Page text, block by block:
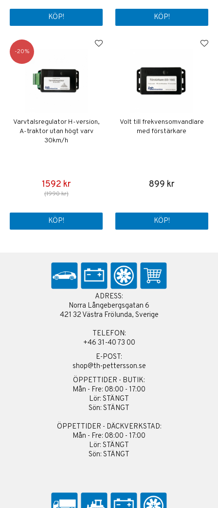
KÖP! KÖP!
20
Varvtalsregulator H-version,
A-traktor utan högt varv
30km/h
1592 kr
(1990 kr)
KÖP!
Volt till frekvensomvandlare
med förstärkare
899 kr
KÖP!
ADRESS:
Norra Långebergsgatan 6
421 32 Västra Frölunda, Sverige
TELEFON:
+46 31-40 73 00
E-POST:
shop@th-pettersson.se
ÖPPETTIDER - BUTIK:
Mån - Fre: 08:00 - 17:00
Lör: STÄNGT
Sön: STÄNGT
ÖPPETTIDER - DÄCKVERKSTAD:
Mån - Fre: 08:00 - 17:00
Lör: STÄNGT
Sön: STÄNGT